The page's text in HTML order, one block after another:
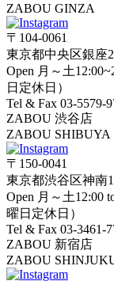
ZABOU GINZA
〒104-0061
東京都中央区銀座
Open 月～土
日定休日）
Tel & Fax 03-5579-
ZABOU 渋谷店
ZABOU SHIBUYA
〒150-0041
東京都渋谷区神南
Open 月～土12:00
曜日定休日）
Tel & Fax 03-3461-
ZABOU 新宿店
ZABOU